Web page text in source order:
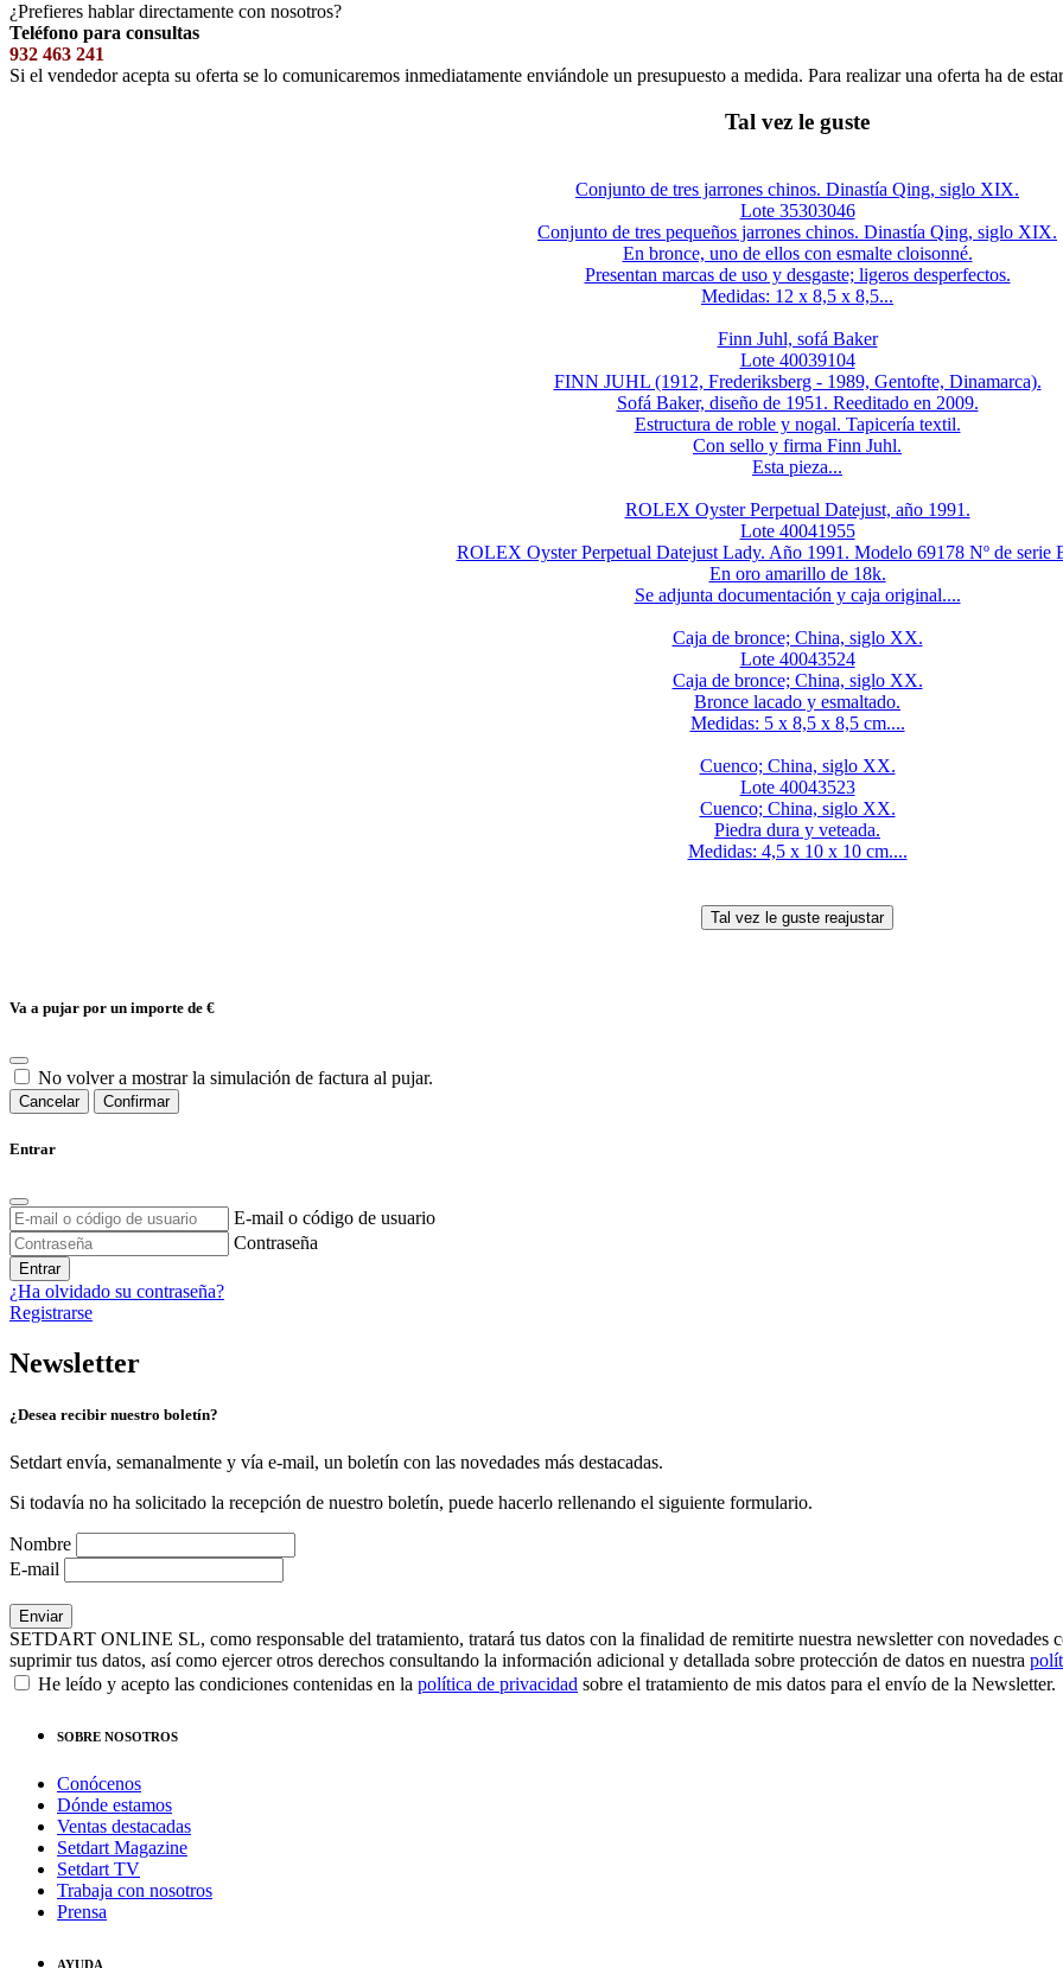
¿Prefieres hablar directamente con nosotros?
Teléfono para consultas
932 463 241
Si el vendedor acepta su oferta se lo comunicaremos inmediatamente enviándole un presupuesto a medida. Para realizar una oferta ha de
Tal vez le guste
Conjunto de tres jarrones chinos. Dinastía Qing, siglo XIX.
Lote 35303046
Conjunto de tres pequeños jarrones chinos. Dinastía Qing, siglo XIX.
En bronce, uno de ellos con esmalte cloisonné.
Presentan marcas de uso y desgaste; ligeros desperfectos.
Medidas: 12 x 8,5 x 8,5...
Finn Juhl, sofá Baker
Lote 40039104
FINN JUHL (1912, Frederiksberg - 1989, Gentofte, Dinamarca).
Sofá Baker, diseño de 1951. Reeditado en 2009.
Estructura de roble y nogal. Tapicería textil.
Con sello y firma Finn Juhl.
Esta pieza...
ROLEX Oyster Perpetual Datejust, año 1991.
Lote 40041955
ROLEX Oyster Perpetual Datejust Lady. Año 1991. Modelo 69178 Nº de serie
En oro amarillo de 18k.
Se adjunta documentación y caja original....
Caja de bronce; China, siglo XX.
Lote 40043524
Caja de bronce; China, siglo XX.
Bronce lacado y esmaltado.
Medidas: 5 x 8,5 x 8,5 cm....
Cuenco; China, siglo XX.
Lote 40043523
Cuenco; China, siglo XX.
Piedra dura y veteada.
Medidas: 4,5 x 10 x 10 cm....
Va a pujar por un importe de €
No volver a mostrar la simulación de factura al pujar.
Cancelar Confirmar
Entrar
E-mail o código de usuario
Contraseña
Entrar
¿Ha olvidado su contraseña?
Registrarse
Newsletter
¿Desea recibir nuestro boletín?
Setdart envía, semanalmente y vía e-mail, un boletín con las novedades más destacadas.
Si todavía no ha solicitado la recepción de nuestro boletín, puede hacerlo rellenando el siguiente formulario.
Nombre
E-mail
SETDART ONLINE SL, como responsable del tratamiento, tratará tus datos con la finalidad de remitirte nuestra newsletter con novedades
suprimir tus datos, así como ejercer otros derechos consultando la información adicional y detallada sobre protección de datos en nuestra
He leído y acepto las condiciones contenidas en la política de privacidad sobre el tratamiento de mis datos para el envío de la Newsletter.
SOBRE NOSOTROS
Conócenos
Dónde estamos
Ventas destacadas
Setdart Magazine
Setdart TV
Trabaja con nosotros
Prensa
AYUDA